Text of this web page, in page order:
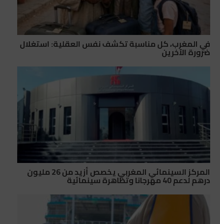
في المغرب، كل مناسبة تكشف نفس العقلية: استغلال
ضرورة الآخرين
المركز السينمائي المغربي يخصص أزيد من 26 مليون
درهم لدعم 40 مهرجانا وتظاهرة سينمائية